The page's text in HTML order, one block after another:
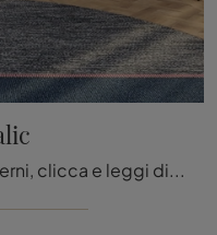
Se vuoi divani per salotti moderni, clicca e leggi di più sul modello Noah Italic in tessuto della firma Twils.